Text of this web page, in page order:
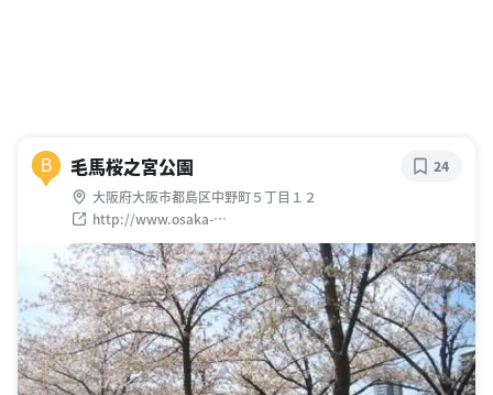
B 毛馬桜之宮公園
大阪府大阪市都島区中野町５丁目１２
http://www.osaka-
info.jp/jp/search/detail/sightseeing_5052.html
24